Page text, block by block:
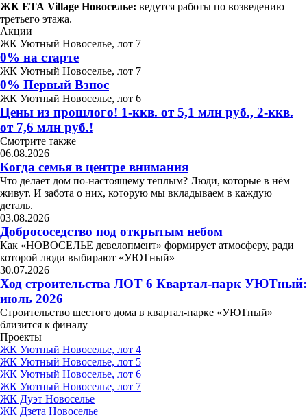
ЖК ЕТА Village Новоселье: ведутся работы по возведению
третьего этажа.
Акции
ЖК Уютный Новоселье, лот 7
0% на старте
ЖК Уютный Новоселье, лот 7
0% Первый Взнос
ЖК Уютный Новоселье, лот 6
Цены из прошлого! 1-ккв. от 5,1 млн руб., 2-ккв.
от 7,6 млн руб.!
Смотрите также
06.08.2026
Когда семья в центре внимания
Что делает дом по-настоящему теплым? Люди, которые в нём
живут. И забота о них, которую мы вкладываем в каждую
деталь.
03.08.2026
Добрососедство под открытым небом
Как «НОВОСЕЛЬЕ девелопмент» формирует атмосферу, ради
которой люди выбирают «УЮТный»
30.07.2026
Ход строительства ЛОТ 6 Квартал-парк УЮТный:
июль 2026
Строительство шестого дома в квартал-парке «УЮТный»
близится к финалу
Проекты
ЖК Уютный Новоселье, лот 4
ЖК Уютный Новоселье, лот 5
ЖК Уютный Новоселье, лот 6
ЖК Уютный Новоселье, лот 7
ЖК Дуэт Новоселье
ЖК Дзета Новоселье